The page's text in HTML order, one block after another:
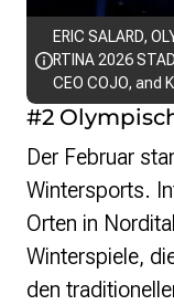
ERIC SALARD,
RTINA 2026
CEO COJO, and
#2
Der Februar
Wintersports.
Orten in
Winterspiele,
den